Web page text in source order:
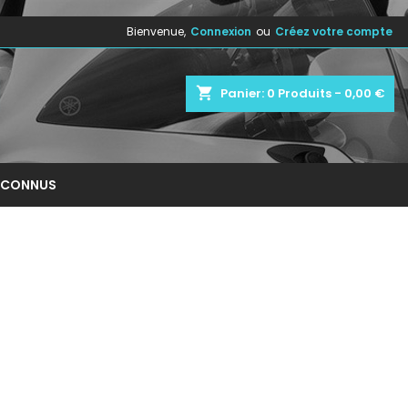
Bienvenue, Connexion ou Créez votre compte
shopping_cart Panier: 0 Produits - 0,00 €